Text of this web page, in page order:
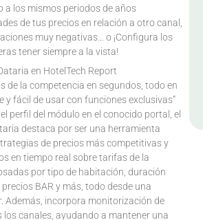
a los mismos periodos de años
de tus precios en relación a otro canal,
muy negativas… o ¡Configura los
tener siempre a la vista!
en HotelTech Report
de la competencia en segundos, todo en
y fácil de usar con funciones exclusivas”
perfil del módulo en el conocido portal, el
destaca por ser una herramienta
de precios más competitivas y
en tiempo real sobre tarifas de la
por tipo de habitación, duración
BAR y más, todo desde una
Además, incorpora monitorización de
los canales, ayudando a mantener una